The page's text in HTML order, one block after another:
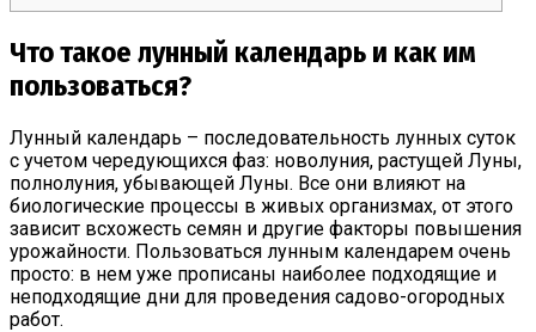
Что такое лунный календарь и как им
пользоваться?
Лунный календарь – последовательность лунных суток
с учетом чередующихся фаз: новолуния, растущей Луны,
полнолуния, убывающей Луны. Все они влияют на
биологические процессы в живых организмах, от этого
зависит всхожесть семян и другие факторы повышения
урожайности. Пользоваться лунным календарем очень
просто: в нем уже прописаны наиболее подходящие и
неподходящие дни для проведения садово-огородных
работ.